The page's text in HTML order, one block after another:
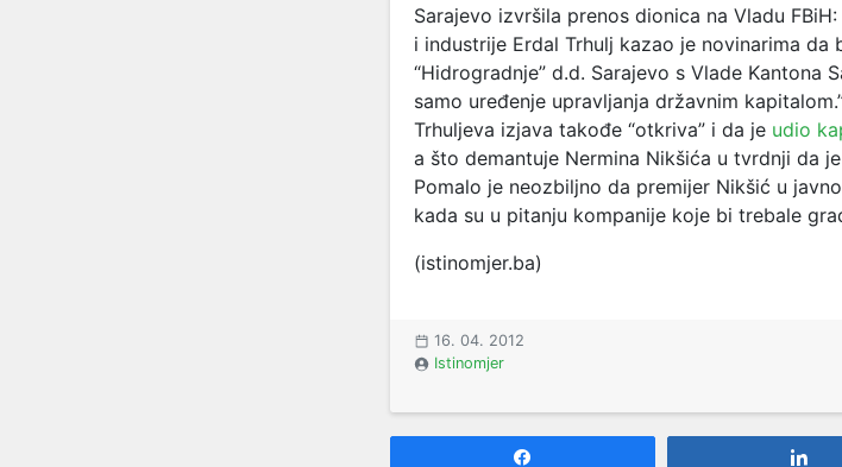
Sarajevo izvršila prenos dionica na Vladu
i industrije Erdal Trhulj kazao je novinarima
“Hidrogradnje” d.d. Sarajevo s Vlade Kantona
samo uređenje upravljanja državnim
Trhuljeva izjava takođe “otkriva” i da je udio
a što demantuje Nermina Nikšića u tvrdnji da
Pomalo je neozbiljno da premijer Nikšić u
kada su u pitanju kompanije koje bi trebale
(istinomjer.ba)
16. 04. 2012
Istinomjer